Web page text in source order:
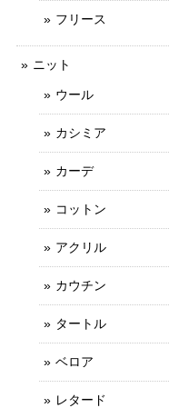
フリース
ニット
ウール
カシミア
カーデ
コットン
アクリル
カウチン
タートル
ベロア
レタード